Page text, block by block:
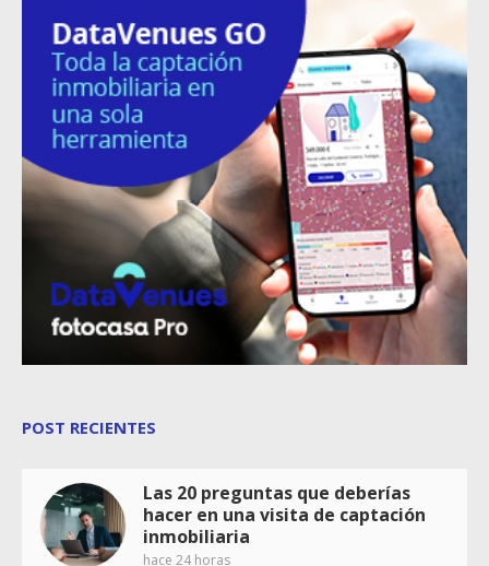
POST RECIENTES
Las 20 preguntas que deberías
hacer en una visita de captación
inmobiliaria
hace 24 horas